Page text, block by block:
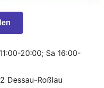
20:00; Sa 16:00-
Dessau-Roßlau